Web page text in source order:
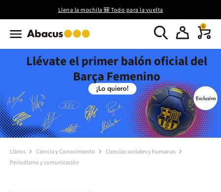
Llena la mochila 🎒 Todo para la vuelta
0
Llévate el primer balón oficial del
Barça Femenino
Libros Ciencia y Conocimiento
Ciencias sociales y humanas
Periodismo y comunicación